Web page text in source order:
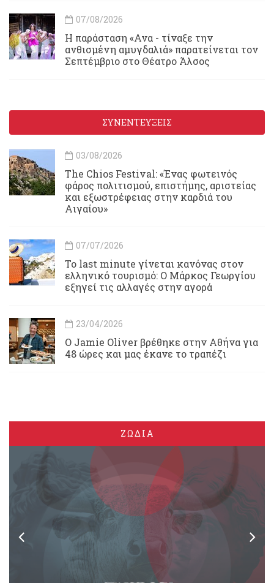
07/08/2026
Η παράσταση «Ανα - τίναξε την
ανθισμένη αμυγδαλιά» παρατείνεται τον
Σεπτέμβριο στο Θέατρο Άλσος
ΣΥΝΕΝΤΕΥΞΕΙΣ
03/08/2026
Τhe Chios Festival: «Ένας φωτεινός
φάρος πολιτισμού, επιστήμης, αριστείας
και εξωστρέφειας στην καρδιά του
Αιγαίου»
07/07/2026
Το last minute γίνεται κανόνας στον
ελληνικό τουρισμό: Ο Μάρκος Γεωργίου
εξηγεί τις αλλαγές στην αγορά
23/04/2026
Ο Jamie Oliver βρέθηκε στην Αθήνα για
48 ώρες και μας έκανε το τραπέζι
ΖΩΔΙΑ